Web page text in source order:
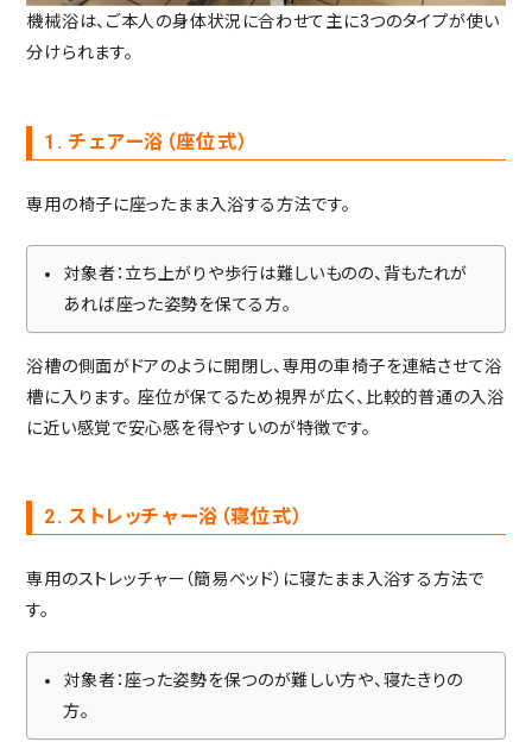
機械浴は、ご本人の身体状況に合わせて主に3つのタイプが使い
分けられます。
1. チェアー浴（座位式）
専用の椅子に座ったまま入浴する方法です。
対象者：立ち上がりや歩行は難しいものの、背もたれが
あれば座った姿勢を保てる方。
浴槽の側面がドアのように開閉し、専用の車椅子を連結させて浴
槽に入ります。 座位が保てるため視界が広く、比較的普通の入浴
に近い感覚で安心感を得やすいのが特徴です。
2. ストレッチャー浴（寝位式）
専用のストレッチャー（簡易ベッド）に寝たまま入浴する方法で
す。
対象者：座った姿勢を保つのが難しい方や、寝たきりの
方。